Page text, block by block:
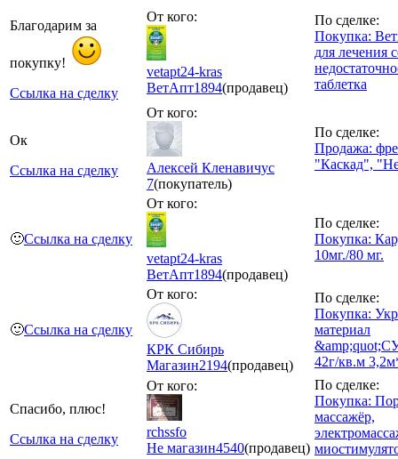
Благодарим за
покупку!
Ссылка на сделку
От кого:
vetapt24-kras
ВетАпт1894(продавец)
По сделке:
Покупка:
для лечения
таблетка
Ок
Ссылка на сделку
От кого:
Алексей Кленавичус
7(покупатель)
По сделке:
Продажа:
"Каскад",
🙂Ссылка на сделку
От кого:
vetapt24-kras
ВетАпт1894(продавец)
По сделке:
Покупка:
10мг./80 мг.
🙂Ссылка на сделку
От кого:
КРК Сибирь
Магазин2194(продавец)
По сделке:
Покупка:
материал
42г/кв.м
Спасибо, плюс!
Ссылка на сделку
От кого:
rchssfo
Не магазин4540(продавец)
По сделке:
Покупка:
массажёр,